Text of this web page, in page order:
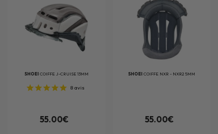
SHOEI COIFFE J-CRUISE 13MM
8avis
55.00€
SHOEICOIFFE NXR - NXR2 5MM
55.00€